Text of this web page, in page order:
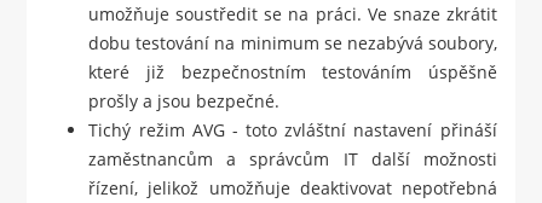
umožňuje soustředit se na práci. Ve snaze zkrátit
dobu testování na minimum se nezabývá soubory,
které již bezpečnostním testováním úspěšně
prošly a jsou bezpečné.
Tichý režim AVG - toto zvláštní nastavení přináší
zaměstnancům a správcům IT další možnosti
řízení, jelikož umožňuje deaktivovat nepotřebná